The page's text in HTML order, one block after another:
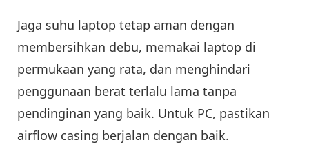
Jaga suhu laptop tetap aman dengan
membersihkan debu, memakai laptop di
permukaan yang rata, dan menghindari
penggunaan berat terlalu lama tanpa
pendinginan yang baik. Untuk PC, pastikan
airflow casing berjalan dengan baik.